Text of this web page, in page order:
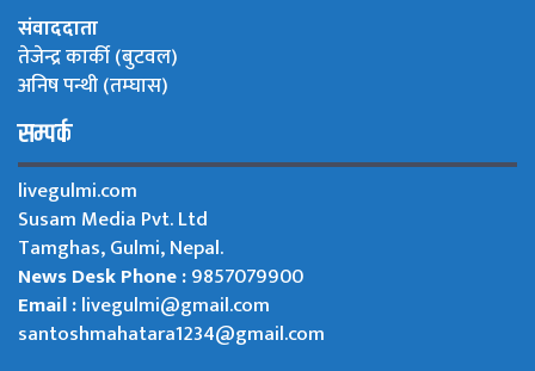
संवाददाता
तेजेन्द्र कार्की (बुटवल)
अनिष पन्थी (तम्घास)
सम्पर्क
livegulmi.com
Susam Media Pvt. Ltd
Tamghas, Gulmi, Nepal.
News Desk Phone :9857079900
Email :livegulmi@gmail.com
santoshmahatara1234@gmail.com